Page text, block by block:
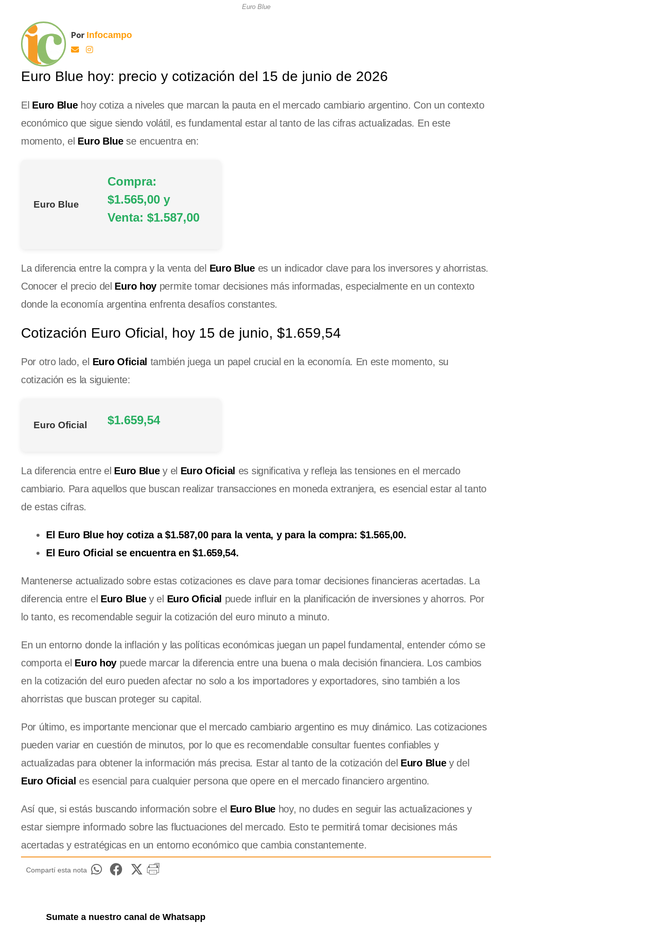
Euro Blue
Por Infocampo
Euro Blue hoy: precio y cotización del 15 de junio de 2026
El Euro Bluehoy cotiza a niveles que marcan la pauta en el mercado cambiario argentino. Con un contexto
económico que sigue siendo volátil, es fundamental estar al tanto de las cifras actualizadas. En este
momento, el Euro Bluese encuentra en:
Euro Blue
Compra:
$1.565,00 y
Venta: $1.587,00
La diferencia entre la compra y la venta del Euro Bluees un indicador clave para los inversores y ahorristas.
Conocer el precio del Euro hoy permite tomar decisiones más informadas, especialmente en un contexto
donde la economía argentina enfrenta desafíos constantes.
Cotización Euro Oficial, hoy 15 de junio, $1.659,54
Por otro lado, el Euro Oficial también juega un papel crucial en la economía. En este momento, su
cotización es la siguiente:
Euro Oficial $1.659,54
La diferencia entre el Euro Bluey el Euro Oficial es significativa y refleja las tensiones en el mercado
cambiario. Para aquellos que buscan realizar transacciones en moneda extranjera, es esencial estar al tanto
de estas cifras.
El Euro Blue hoy cotiza a $1.587,00 para la venta, y para la compra: $1.565,00.
El Euro Oficial se encuentra en $1.659,54.
Mantenerse actualizado sobre estas cotizaciones es clave para tomar decisiones financieras acertadas. La
diferencia entre el Euro Bluey el Euro Oficial puede influir en la planificación de inversiones y ahorros. Por
lo tanto, es recomendable seguir la cotización del euro minuto a minuto.
En un entorno donde la inflación y las políticas económicas juegan un papel fundamental, entender cómo se
comporta el Euro hoy puede marcar la diferencia entre una buena o mala decisión financiera. Los cambios
en la cotización del euro pueden afectar no solo a los importadores y exportadores, sino también a los
ahorristas que buscan proteger su capital.
Por último, es importante mencionar que el mercado cambiario argentino es muy dinámico. Las cotizaciones
pueden variar en cuestión de minutos, por lo que es recomendable consultar fuentes confiables y
actualizadas para obtener la información más precisa. Estar al tanto de la cotización del Euro Bluey del
Euro Oficial es esencial para cualquier persona que opere en el mercado financiero argentino.
Así que, si estás buscando información sobre el Euro Bluehoy, no dudes en seguir las actualizaciones y
estar siempre informado sobre las fluctuaciones del mercado. Esto te permitirá tomar decisiones más
acertadas y estratégicas en un entorno económico que cambia constantemente.
Compartí esta nota
Sumate a nuestro canal de Whatsapp